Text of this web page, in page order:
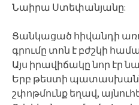
Նաիրա Ստեփանյանը:
Ցանկացած հիվանդի
գրումը տոն է բժշկի
Այս իրավիճակը նոր էր
Երբ թեստի
շփոթմունք եղավ,